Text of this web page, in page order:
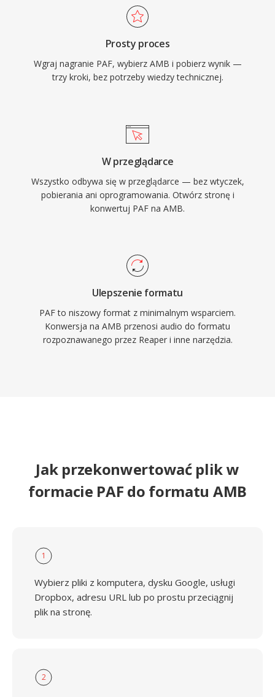
Prosty proces
Wgraj nagranie PAF, wybierz AMB i pobierz wynik —
trzy kroki, bez potrzeby wiedzy technicznej.
W przeglądarce
Wszystko odbywa się w przeglądarce — bez wtyczek,
pobierania ani oprogramowania. Otwórz stronę i
konwertuj PAF na AMB.
Ulepszenie formatu
PAF to niszowy format z minimalnym wsparciem.
Konwersja na AMB przenosi audio do formatu
rozpoznawanego przez Reaper i inne narzędzia.
Jak przekonwertować plik w
formacie PAF do formatu AMB
1
Wybierz pliki z komputera, dysku Google, usługi
Dropbox, adresu URL lub po prostu przeciągnij
plik na stronę.
2